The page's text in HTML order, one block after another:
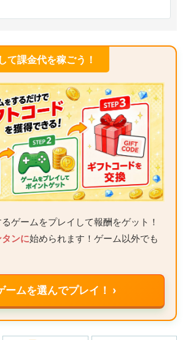
て課金代を稼ごう！
ゲームをプレイして報酬をゲット！
ンに始められます！ゲーム以外でも
ームを選んでプレイ！ ›